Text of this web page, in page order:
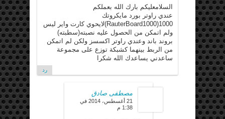
السلامعليكم بارك الله بعملكم
عندي راوتر بورد مايكروتك
1000(RauterBoard1000)لايحوي كارت واير ليس
ولم اتمكن من الحصول عليه نصبته(سطبته)
بروند باند وعندي راوتر اكسسز ولكن لم اتمكن
من الربط بينهما كشبكة توزع على مجموعة
ساعدني يساعدك الله شكرا
رد
مصطفى صادق
21 أغسطس، 2014 في
1:38 م